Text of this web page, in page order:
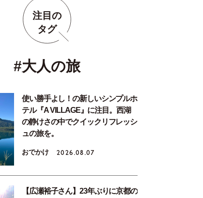
注目の
タグ
#大人の旅
使い勝手よし！の新しいシンプルホ
テル『A VILLAGE』に注目。西湖
の静けさの中でクイックリフレッシ
ュの旅を。
おでかけ 2026.08.07
【広瀬裕子さん】23年ぶりに京都の